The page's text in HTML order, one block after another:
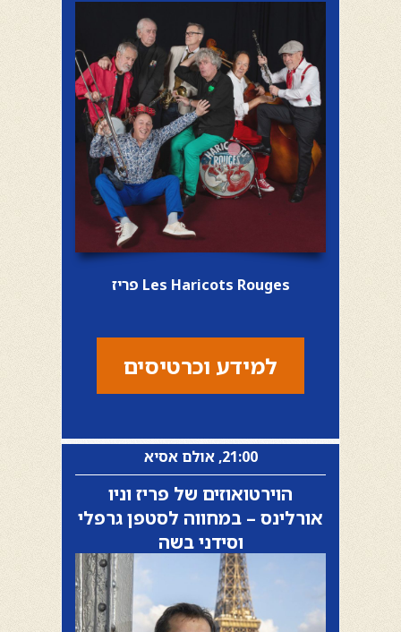
Les Haricots Rouges פריז
למידע וכרטיסים
21:00, אולם אסיא
הוירטואוזים של פריז וניו
אורלינס – במחווה לסטפן גרפלי
וסידני בשה